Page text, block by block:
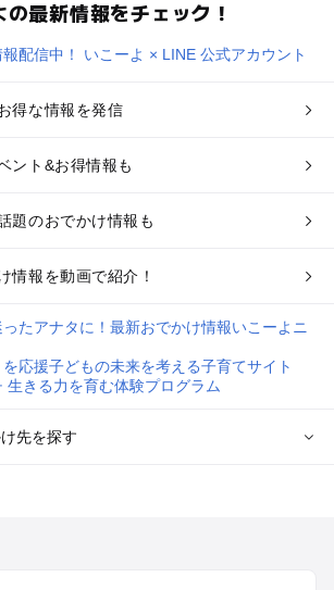
最新情報をチェック！
得な情報を発信
ント&お得情報も
題のおでかけ情報も
情報を動画で紹介！
先を探す